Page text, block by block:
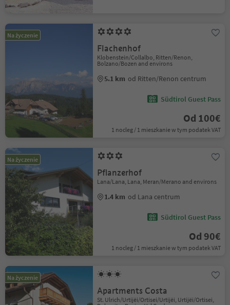
Na życzenie
Flachenhof
Klobenstein/Collalbo, Ritten/Renon,
Bolzano/Bozen and environs
5.1 km od Ritten/Renon centrum
Südtirol Guest Pass
Od 100€
1 nocleg / 1 mieszkanie w tym podatek VAT
Na życzenie
Pflanzerhof
Lana/Lana, Lana, Meran/Merano and environs
1.4 km od Lana centrum
Südtirol Guest Pass
Od 90€
1 nocleg / 1 mieszkanie w tym podatek VAT
Na życzenie
Apartments Costa
St. Ulrich/Urtijëi/Ortisei/Urtijëi, Urtijëi/Ortisei,